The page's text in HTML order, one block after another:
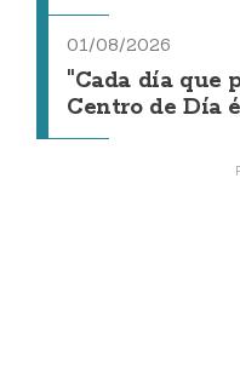
01/08/2026
"Cada día que
Centro de Día